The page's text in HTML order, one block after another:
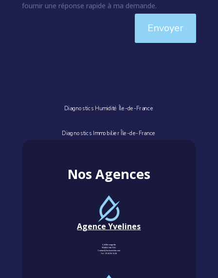
fournir une réponse rapide à ma demande.
Envoyer
Diagnostics Humidité Île-de-France
Diagnostics Immobilier Île-de-France
Nos Agences
Agence Yvelines
3, Allée magritte
78400 CHATOU
Contact@km-humidite.com
Tel :01 30 76 13 26